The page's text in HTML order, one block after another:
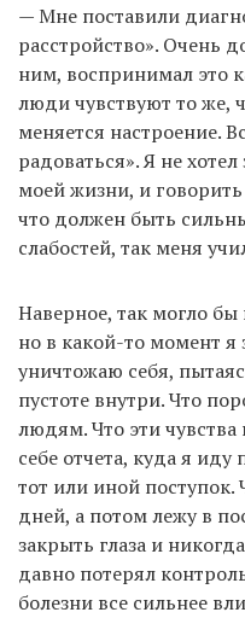
— Мне поставили
расстройство». Очень
ним, воспринимал это
люди чувствуют то же,
меняется настроение.
радоваться». Я не
моей жизни, и
что должен быть
слабостей, так меня
Наверное, так могло
но в какой-то момент я
уничтожаю себя,
пустоте внутри. Что
людям. Что эти
себе отчета, куда я
тот или иной
дней, а потом лежу в
закрыть глаза и
давно потерял
болезни все сильнее